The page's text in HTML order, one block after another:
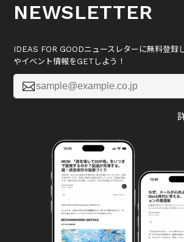
NEWSLETTER
IDEAS FOR GOODニュースレターに無料登録
やイベント情報をGETしよう！
